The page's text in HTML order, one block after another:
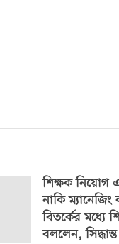
শিক্ষক নিয়োগ
নাকি ম্যানেজিং
বিতর্কের মধ্যে
বললেন,